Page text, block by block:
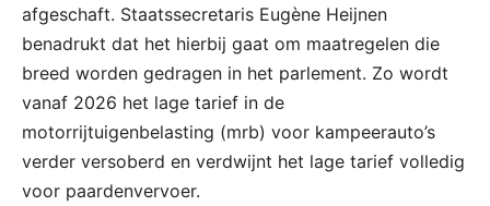
afgeschaft. Staatssecretaris Eugène Heijnen
benadrukt dat het hierbij gaat om maatregelen die
breed worden gedragen in het parlement. Zo wordt
vanaf 2026 het lage tarief in de
motorrijtuigenbelasting (mrb) voor kampeerauto’s
verder versoberd en verdwijnt het lage tarief volledig
voor paardenvervoer.